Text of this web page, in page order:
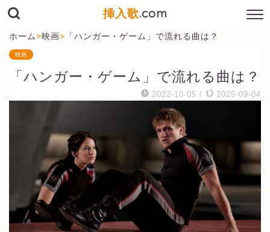
挿入歌.com
ホーム>映画> 「ハンガー・ゲーム」で流れる曲は？
映画
「ハンガー・ゲーム」で流れる曲は？
2022-10-05 / 2025-09-04